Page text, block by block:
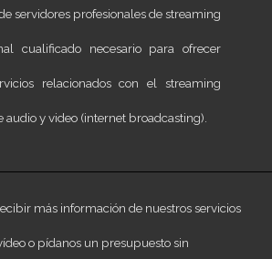
servidores profesionales de streaming
cualificado necesario para ofrecer
relacionados con el streaming
audio y video (internet broadcasting).
más información de nuestros servicios
o pídanos un presupuesto sin